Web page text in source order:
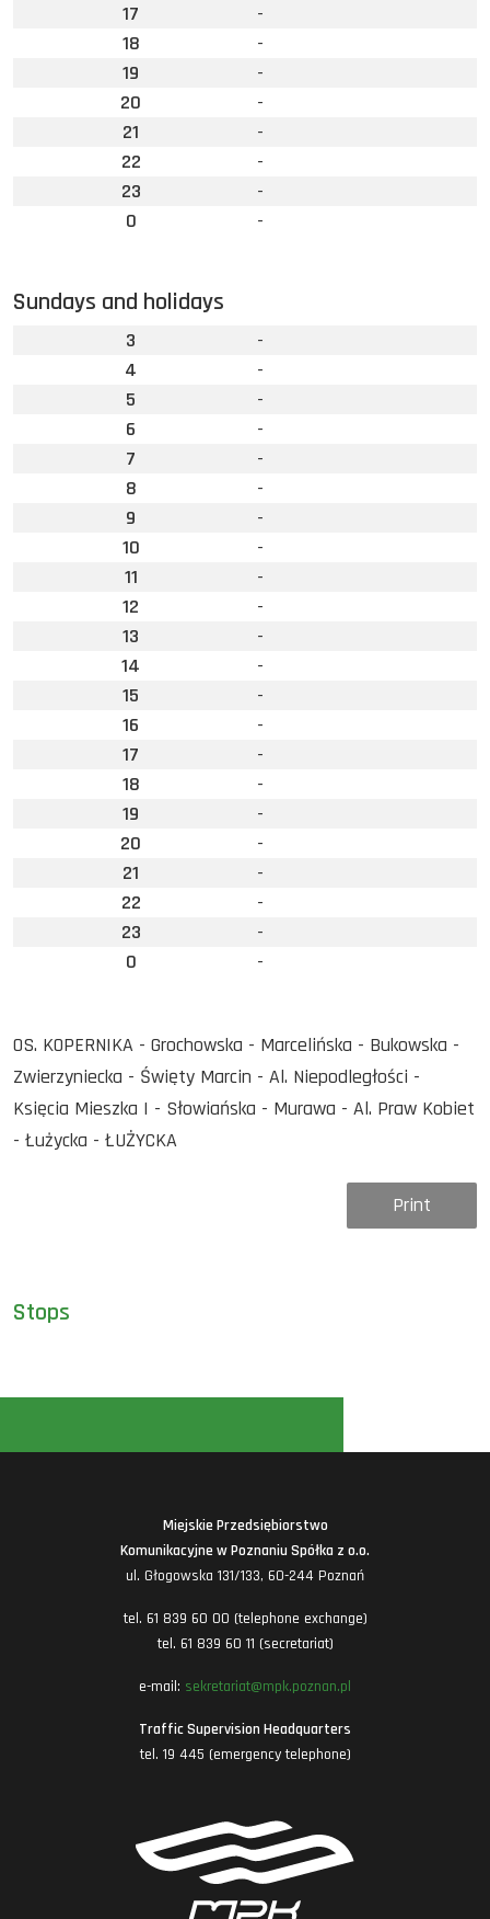
Stops
17
-
18
-
19
-
20
-
21
-
22
-
23
-
0
-
Sundays and holidays
3
-
4
-
5
-
6
-
7
-
8
-
9
-
10
-
11
-
12
-
13
-
14
-
15
-
16
-
17
-
18
-
19
-
20
-
21
-
22
-
23
-
0
-
OS. KOPERNIKA - Grochowska - Marcelińska - Bukowska -
Zwierzyniecka - Święty Marcin - Al. Niepodległości -
Księcia Mieszka I - Słowiańska - Murawa - Al. Praw Kobiet
- Łużycka - ŁUŻYCKA
Print
Miejskie Przedsiębiorstwo
Komunikacyjne w Poznaniu Spółka z o.o.
ul. Głogowska 131/133, 60-244 Poznań
tel. 61 839 60 00 (telephone exchange)
tel. 61 839 60 11 (secretariat)
e-mail: sekretariat@mpk.poznan.pl
Traffic Supervision Headquarters
tel. 19 445 (emergency telephone)